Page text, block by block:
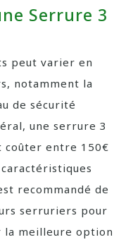
Serrure 3
peut varier en
notamment la
de sécurité
une serrure 3
coûter entre 150€
recommandé de
serruriers pour
meilleure option